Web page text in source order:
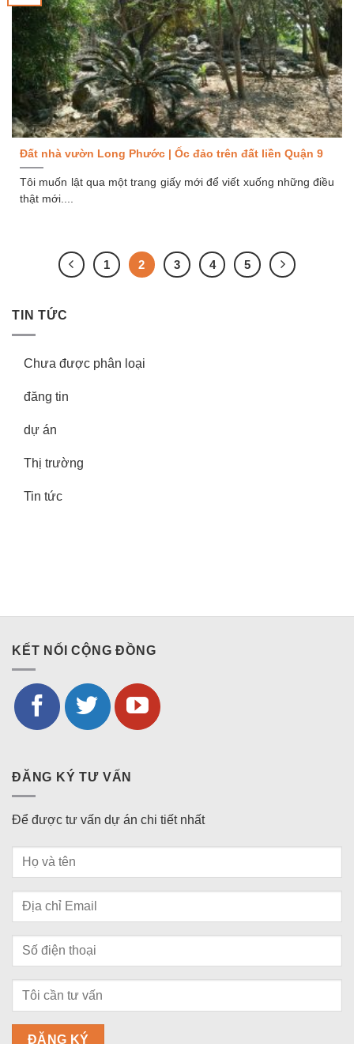
TIN TỨC
Chưa được phân loại
đăng tin
dự án
Thị trường
Tin tức
Đất nhà vườn Long Phước | Ốc đảo trên đất liền Quận 9
Tôi muốn lật qua một trang giấy mới để viết xuống những điều
thật mới....
1 2 3 4 5
KẾT NỐI CỘNG ĐỒNG
ĐĂNG KÝ TƯ VẤN
Để được tư vấn dự án chi tiết nhất